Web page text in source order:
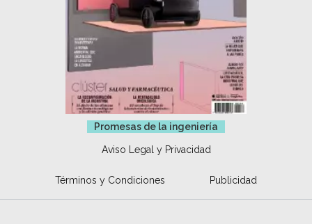
Promesas de la ingeniería
Aviso Legal y Privacidad
Términos y Condiciones Publicidad